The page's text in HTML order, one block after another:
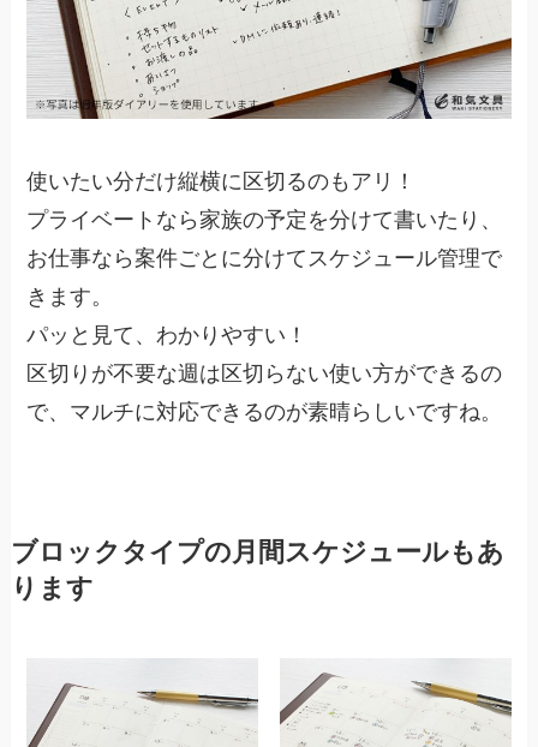
使いたい分だけ縦横に区切るのもアリ！
プライベートなら家族の予定を分けて書いたり、
お仕事なら案件ごとに分けてスケジュール管理で
きます。
パッと見て、わかりやすい！
区切りが不要な週は区切らない使い方ができるの
で、マルチに対応できるのが素晴らしいですね。
ブロックタイプの月間スケジュールもあ
ります